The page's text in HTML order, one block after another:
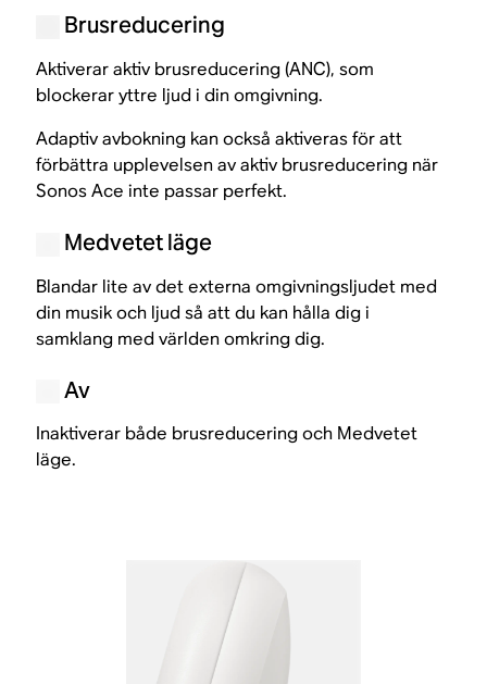
Brusreducering
Aktiverar aktiv brusreducering (ANC), som
blockerar yttre ljud i din omgivning.
Adaptiv avbokning kan också aktiveras för att
förbättra upplevelsen av aktiv brusreducering när
Sonos Ace inte passar perfekt.
Medvetet läge
Blandar lite av det externa omgivningsljudet med
din musik och ljud så att du kan hålla dig i
samklang med världen omkring dig.
Av
Inaktiverar både brusreducering och Medvetet
läge.